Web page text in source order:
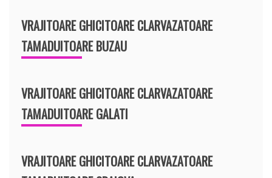
VRAJITOARE GHICITOARE CLARVAZATOARE
TAMADUITOARE BUZAU
VRAJITOARE GHICITOARE CLARVAZATOARE
TAMADUITOARE GALATI
VRAJITOARE GHICITOARE CLARVAZATOARE